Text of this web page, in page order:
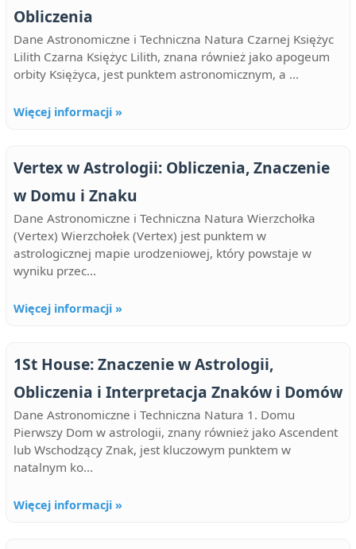
Obliczenia
Dane Astronomiczne i Techniczna Natura Czarnej Księżyc
Lilith Czarna Księżyc Lilith, znana również jako apogeum
orbity Księżyca, jest punktem astronomicznym, a ...
Więcej informacji »
Vertex w Astrologii: Obliczenia, Znaczenie
w Domu i Znaku
Dane Astronomiczne i Techniczna Natura Wierzchołka
(Vertex) Wierzchołek (Vertex) jest punktem w
astrologicznej mapie urodzeniowej, który powstaje w
wyniku przec...
Więcej informacji »
1St House: Znaczenie w Astrologii,
Obliczenia i Interpretacja Znaków i Domów
Dane Astronomiczne i Techniczna Natura 1. Domu
Pierwszy Dom w astrologii, znany również jako Ascendent
lub Wschodzący Znak, jest kluczowym punktem w
natalnym ko...
Więcej informacji »